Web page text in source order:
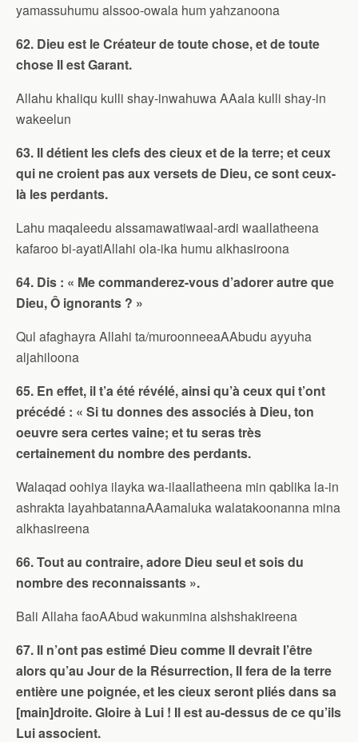
yamassuhumu alssoo-owala hum yahzanoona
62. Dieu est le Créateur de toute chose, et de toute
chose Il est Garant.
Allahu khaliqu kulli shay-inwahuwa AAala kulli shay-in
wakeelun
63. Il détient les clefs des cieux et de la terre; et ceux
qui ne croient pas aux versets de Dieu, ce sont ceux-
là les perdants.
Lahu maqaleedu alssamawatiwaal-ardi waallatheena
kafaroo bi-ayatiAllahi ola-ika humu alkhasiroona
64. Dis : « Me commanderez-vous d’adorer autre que
Dieu, Ô ignorants ? »
Qul afaghayra Allahi ta/muroonneeaAAbudu ayyuha
aljahiloona
65. En effet, il t’a été révélé, ainsi qu’à ceux qui t’ont
précédé : « Si tu donnes des associés à Dieu, ton
oeuvre sera certes vaine; et tu seras très
certainement du nombre des perdants.
Walaqad oohiya ilayka wa-ilaallatheena min qablika la-in
ashrakta layahbatannaAAamaluka walatakoonanna mina
alkhasireena
66. Tout au contraire, adore Dieu seul et sois du
nombre des reconnaissants ».
Bali Allaha faoAAbud wakunmina alshshakireena
67. Il n’ont pas estimé Dieu comme Il devrait l’être
alors qu’au Jour de la Résurrection, Il fera de la terre
entière une poignée, et les cieux seront pliés dans sa
[main]droite. Gloire à Lui ! Il est au-dessus de ce qu’ils
Lui associent.